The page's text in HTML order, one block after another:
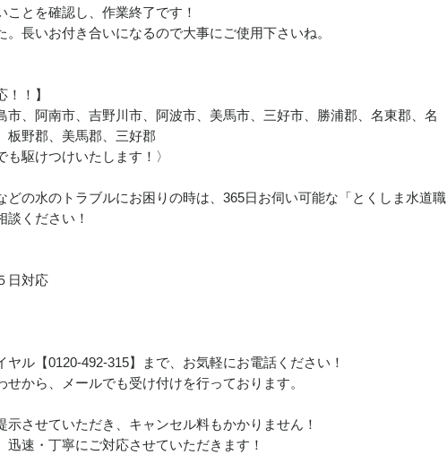
ことを確認し、作業終了です！
。長いお付き合いになるので大事にご使用下さいね。
！！】
市、阿南市、吉野川市、阿波市、美馬市、三好市、勝浦郡、名東郡、名
板野郡、美馬郡、三好郡
も駆けつけいたします！〉
どの水のトラブルにお困りの時は、365日お伺い可能な「とくしま水道職
談ください！
日対応
ル【0120-492-315】まで、お気軽にお電話ください！
せから、メールでも受け付けを行っております。
示させていただき、キャンセル料もかかりません！
迅速・丁寧にご対応させていただきます！